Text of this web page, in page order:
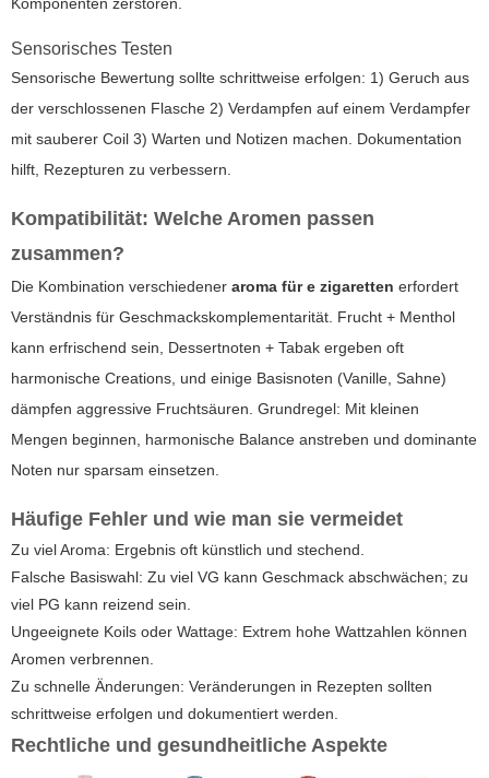
Komponenten zerstören.
Sensorisches Testen
Sensorische Bewertung sollte schrittweise erfolgen: 1) Geruch aus
der verschlossenen Flasche 2) Verdampfen auf einem Verdampfer
mit sauberer Coil 3) Warten und Notizen machen. Dokumentation
hilft, Rezepturen zu verbessern.
Kompatibilität: Welche Aromen passen
zusammen?
Die Kombination verschiedener aroma für e zigaretten erfordert
Verständnis für Geschmackskomplementarität. Frucht + Menthol
kann erfrischend sein, Dessertnoten + Tabak ergeben oft
harmonische Creations, und einige Basisnoten (Vanille, Sahne)
dämpfen aggressive Fruchtsäuren. Grundregel: Mit kleinen
Mengen beginnen, harmonische Balance anstreben und dominante
Noten nur sparsam einsetzen.
Häufige Fehler und wie man sie vermeidet
Zu viel Aroma: Ergebnis oft künstlich und stechend.
Falsche Basiswahl: Zu viel VG kann Geschmack abschwächen; zu
viel PG kann reizend sein.
Ungeeignete Koils oder Wattage: Extrem hohe Wattzahlen können
Aromen verbrennen.
Zu schnelle Änderungen: Veränderungen in Rezepten sollten
schrittweise erfolgen und dokumentiert werden.
Rechtliche und gesundheitliche Aspekte